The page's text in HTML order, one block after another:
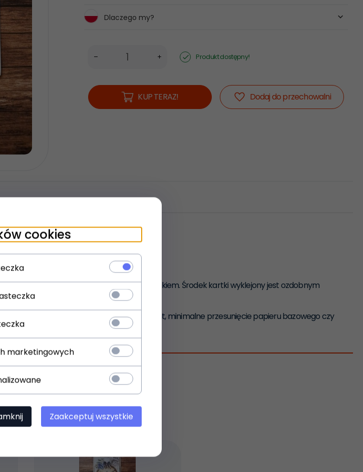
Dlaczego my?
Produkt dostępny!
KUP TERAZ! Dodaj do przechowalni
Całość wykończona srebrnym błyskiem. Środek kartki wyklejony jest ozdobnym
twórcy - subtelnie przekrzywiony element, minimalne przesunięcie papieru bazowego czy
cookies
marketingowych
Zaakceptuj wszystkie